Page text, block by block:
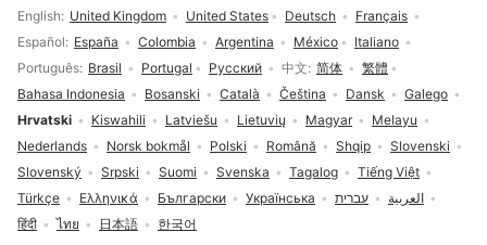
Odabir jezika
English United Kingdom United States Deutsch
Français
Español
España Colombia Argentina México
Italiano
Português Brasil Portugal Русский 中文 简体
繁體
Bahasa Indonesia
Bosanski Català Čeština Dansk
Galego
Hrvatski
Kiswahili Latviešu Lietuvių Magyar
Melayu
Nederlands
Norsk bokmål Polski Română Shqip
Slovenski
Slovenský
Srpski Suomi Svenska Tagalog
Tiếng Việt
Türkçe
Ελληνικά Български Українська עברית
العربية
हिंदी
ไทย 日本語 한국어